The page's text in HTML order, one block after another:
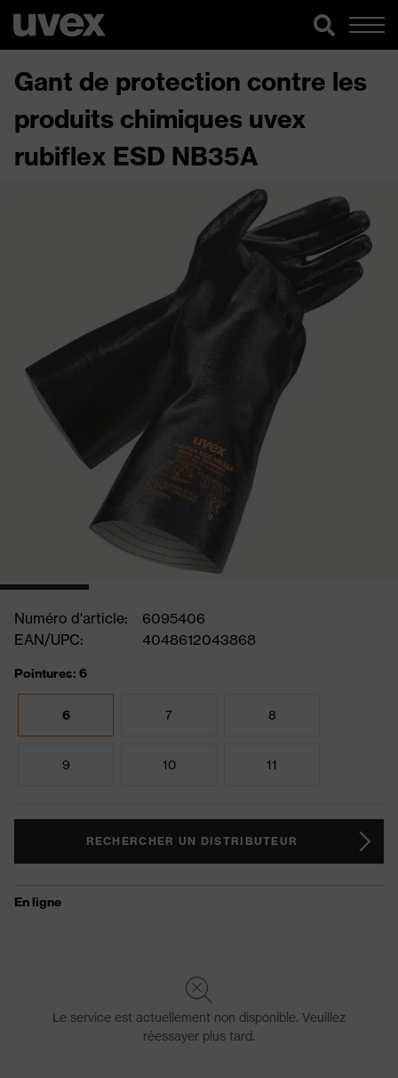
Gant de protection contre les
produits chimiques uvex
rubiflex ESD NB35A
Numéro d'article:
6095406
EAN/UPC:
4048612043868
Pointures: 6
6 7 8
9 10 11
RECHERCHER UN DISTRIBUTEUR